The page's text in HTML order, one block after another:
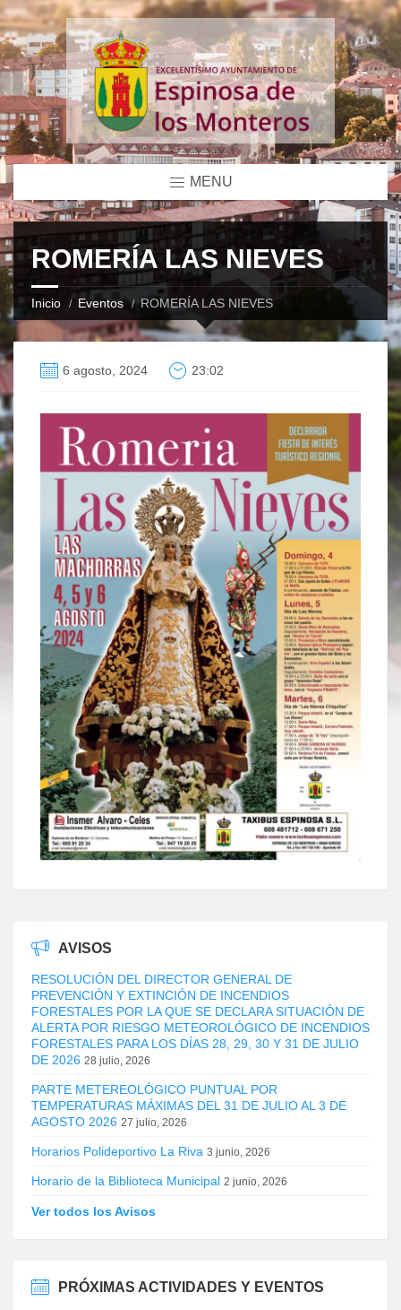
MENU
ROMERÍA LAS NIEVES
Inicio Eventos ROMERÍA LAS NIEVES
6 agosto, 2024 23:02
AVISOS
RESOLUCIÓN DEL DIRECTOR GENERAL DE
PREVENCIÓN Y EXTINCIÓN DE INCENDIOS
FORESTALES POR LA QUE SE DECLARA SITUACIÓN DE
ALERTA POR RIESGO METEOROLÓGICO DE INCENDIOS
FORESTALES PARA LOS DÍAS 28, 29, 30 Y 31 DE JULIO
DE 2026 28 julio, 2026
PARTE METEREOLÓGICO PUNTUAL POR
TEMPERATURAS MÁXIMAS DEL 31 DE JULIO AL 3 DE
AGOSTO 2026 27 julio, 2026
Horarios Polideportivo La Riva 3 junio, 2026
Horario de la Biblioteca Municipal 2 junio, 2026
Ver todos los Avisos
PRÓXIMAS ACTIVIDADES Y EVENTOS